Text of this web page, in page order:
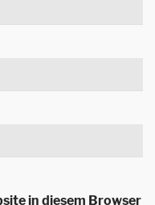
in diesem Browser